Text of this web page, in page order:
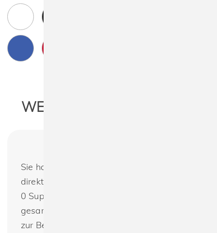
WEITERE INFORMATIONEN
Sie haben noch Fragen oder möchten
direkt bestellen? Fruit of the Loom 61-044-
0 Super Premium Tee : Wir bieten das
gesamte Programm von Fruit of the Loom
zur Bedruckung oder Bestickung an.